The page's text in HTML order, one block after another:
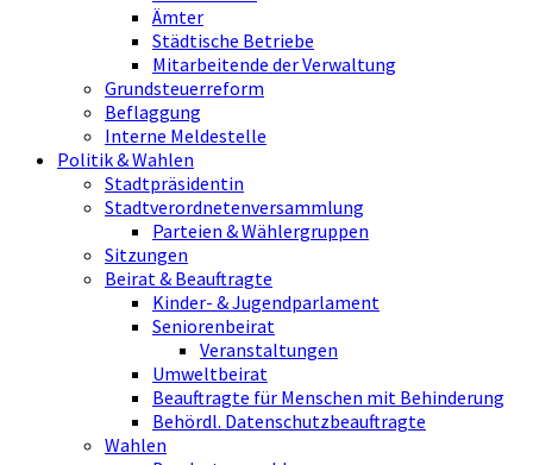
Ämter
Städtische Betriebe
Mitarbeitende der Verwaltung
Grundsteuerreform
Beflaggung
Interne Meldestelle
Politik & Wahlen
Stadtpräsidentin
Stadtverordnetenversammlung
Parteien & Wählergruppen
Sitzungen
Beirat & Beauftragte
Kinder- & Jugendparlament
Seniorenbeirat
Veranstaltungen
Umweltbeirat
Beauftragte für Menschen mit Behinderung
Behördl. Datenschutzbeauftragte
Wahlen